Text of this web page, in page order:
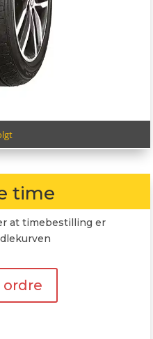
time
at timebestilling er
ordre